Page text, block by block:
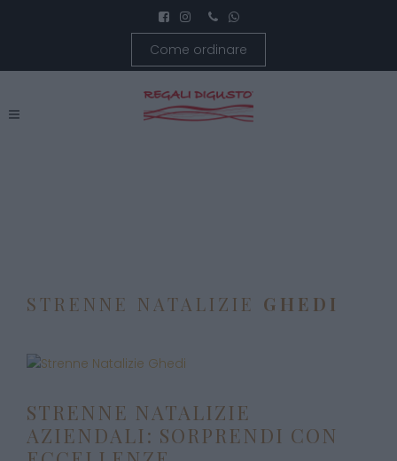
Come ordinare
STRENNE NATALIZIE GHEDI
STRENNE NATALIZIE
AZIENDALI: SORPRENDI CON